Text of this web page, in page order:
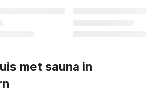
met sauna in